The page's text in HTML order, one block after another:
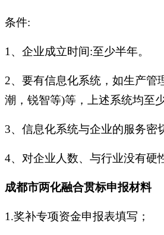
条件:
1、企业成立时间:至少半年。
2、要有信息化系统，如生产管
潮，锐智等)等，上述系统均至
3、信息化系统与企业的服务密
4、对企业人数、与行业没有硬
成都市两化融合贯标申报材料
1.奖补专项资金申报表填写；